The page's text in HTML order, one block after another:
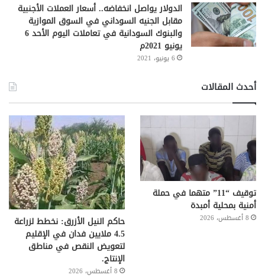
الدولار يواصل انخفاضه.. أسعار العملات الأجنبية
مقابل الجنيه السوداني في السوق الموازية
والبنوك السودانية في تعاملات اليوم الأحد 6
يونيو 2021م
6 يونيو، 2021
أحدث المقالات
توقيف “11” متهما في حملة
أمنية بمحلية أمبدة
8 أغسطس، 2026 حاكم النيل الأزرق: نخطط لزراعة
4.5 ملايين فدان في الإقليم
لتعويض النقص في مناطق
الإنتاج.
8 أغسطس، 2026